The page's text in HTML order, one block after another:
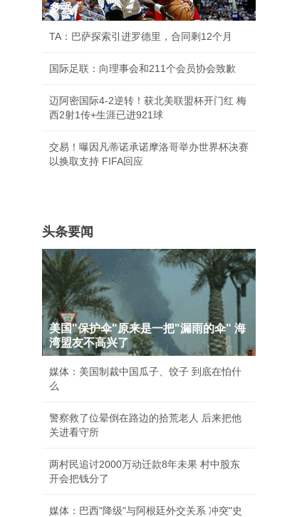
多强
TA：巴萨探索引进罗德里，合同剩12个月
国际足联：向理事会和211个会员协会致歉
迈阿密国际4-2逆转！获北美联盟杯开门红 梅
西2射1传+生涯已进921球
交易！曝因凡蒂诺承诺摩洛哥举办世界杯决赛
以换取支持 FIFA回应
头条要闻
美国"保护伞"原来是一把"漏雨的伞" 海
湾盟友不高兴了
媒体：美国制裁中国瓜子、饺子 到底在怕什
么
警察救了位晕倒在路边的拾荒老人 后来把他
关进看守所
两村民追讨2000万动迁款8年未果 村中股东
开会把钱分了
媒体：巴西"降级"与阿根廷外交关系 冲突"史